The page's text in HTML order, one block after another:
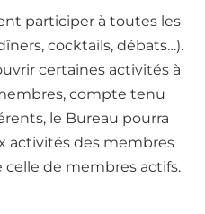
participer à toutes les
cocktails, débats…).
certaines activités à
compte tenu
le Bureau pourra
activités des membres
de membres actifs.